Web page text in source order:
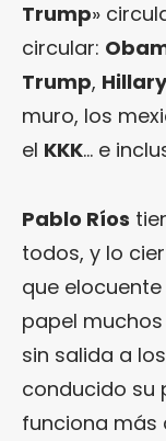
Trump»
circular:
Trump,
muro, los
el KKK… e
Pablo Ríos
todos, y lo
que
papel
sin salida a
conducido su
funciona más